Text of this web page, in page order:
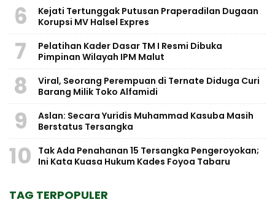
6
Kejati Tertunggak Putusan Praperadilan Dugaan
Korupsi MV Halsel Expres
7
Pelatihan Kader Dasar TM I Resmi Dibuka
Pimpinan Wilayah IPM Malut
8
Viral, Seorang Perempuan di Ternate Diduga Curi
Barang Milik Toko Alfamidi
9
Aslan: Secara Yuridis Muhammad Kasuba Masih
Berstatus Tersangka
10
Tak Ada Penahanan 15 Tersangka Pengeroyokan;
Ini Kata Kuasa Hukum Kades Foyoa Tabaru
TAG TERPOPULER